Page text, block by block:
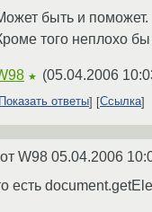
быть и поможет.
того неплохо
★ (05.04.2006
Показать ответы Ссылка
от W98 05.04.2006
есть